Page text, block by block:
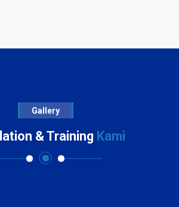
Gallery
& Training Kami